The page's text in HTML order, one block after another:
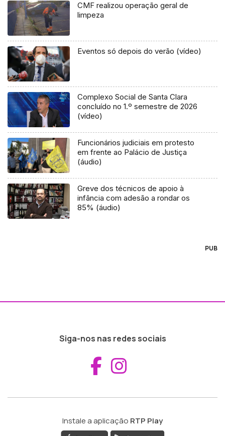
CMF realizou operação geral de
limpeza
Eventos só depois do verão (vídeo)
Complexo Social de Santa Clara
concluído no 1.º semestre de 2026
(vídeo)
Funcionários judiciais em protesto
em frente ao Palácio de Justiça
(áudio)
Greve dos técnicos de apoio à
infância com adesão a rondar os
85% (áudio)
PUB
Siga-nos nas redes sociais
Aceder ao
Instale a aplicação RTP Play